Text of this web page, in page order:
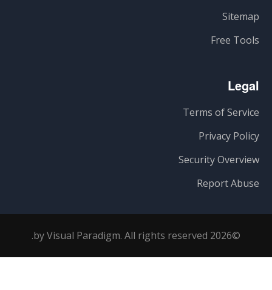
Sitemap
Free Tools
Legal
Terms of Service
Privacy Policy
Security Overview
Report Abuse
©2026 by Visual Paradigm. All rights reserved.